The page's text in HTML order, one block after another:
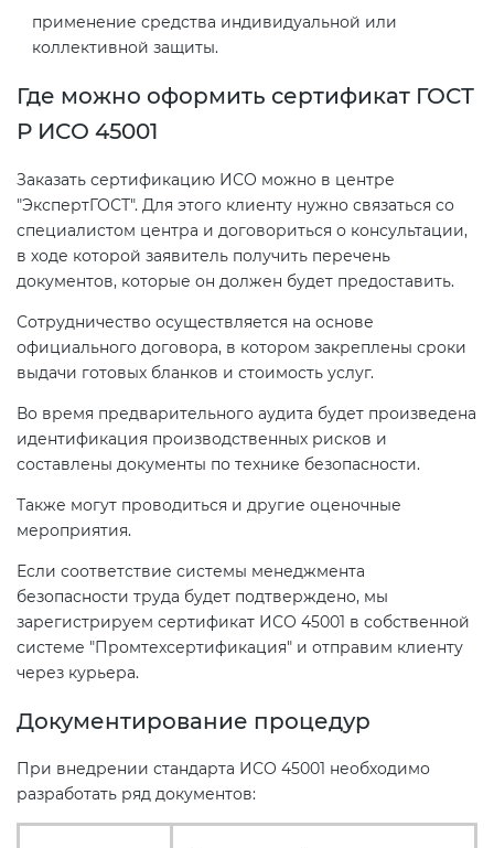
применение средства индивидуальной или
коллективной защиты.
Где можно оформить сертификат ГОСТ
Р ИСО 45001
Заказать сертификацию ИСО можно в центре
"ЭкспертГОСТ". Для этого клиенту нужно связаться со
специалистом центра и договориться о консультации,
в ходе которой заявитель получить перечень
документов, которые он должен будет предоставить.
Сотрудничество осуществляется на основе
официального договора, в котором закреплены сроки
выдачи готовых бланков и стоимость услуг.
Во время предварительного аудита будет произведена
идентификация производственных рисков и
составлены документы по технике безопасности.
Также могут проводиться и другие оценочные
мероприятия.
Если соответствие системы менеджмента
безопасности труда будет подтверждено, мы
зарегистрируем сертификат ИСО 45001 в собственной
системе "Промтехсертификация" и отправим клиенту
через курьера.
Документирование процедур
При внедрении стандарта ИСО 45001 необходимо
разработать ряд документов: